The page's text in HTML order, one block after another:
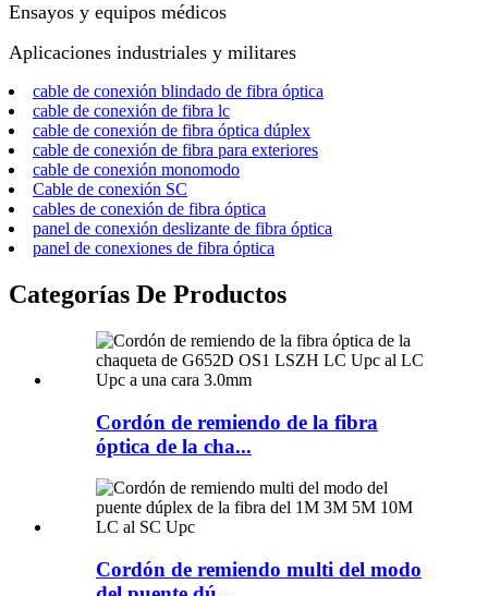
Ensayos y equipos médicos
Aplicaciones industriales y militares
cable de conexión blindado de fibra óptica
cable de conexión de fibra lc
cable de conexión de fibra óptica dúplex
cable de conexión de fibra para exteriores
cable de conexión monomodo
Cable de conexión SC
cables de conexión de fibra óptica
panel de conexión deslizante de fibra óptica
panel de conexiones de fibra óptica
Categorías De Productos
Cordón de remiendo de la fibra
óptica de la cha...
Cordón de remiendo multi del modo